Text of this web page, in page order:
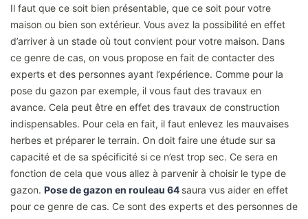
Il faut que ce soit bien présentable, que ce soit pour votre
maison ou bien son extérieur. Vous avez la possibilité en effet
d’arriver à un stade où tout convient pour votre maison. Dans
ce genre de cas, on vous propose en fait de contacter des
experts et des personnes ayant l’expérience. Comme pour la
pose du gazon par exemple, il vous faut des travaux en
avance. Cela peut être en effet des travaux de construction
indispensables. Pour cela en fait, il faut enlevez les mauvaises
herbes et préparer le terrain. On doit faire une étude sur sa
capacité et de sa spécificité si ce n’est trop sec. Ce sera en
fonction de cela que vous allez à parvenir à choisir le type de
gazon. Pose de gazon en rouleau 64 saura vus aider en effet
pour ce genre de cas. Ce sont des experts et des personnes de